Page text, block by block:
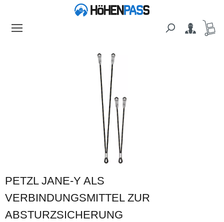
PETZL JANE-Y ALS
VERBINDUNGSMITTEL ZUR
ABSTURZSICHERUNG